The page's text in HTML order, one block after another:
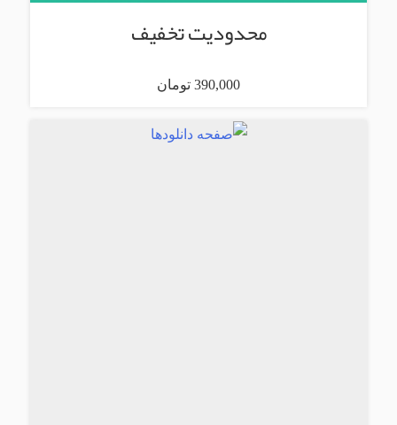
محدودیت تخفیف
390,000 تومان